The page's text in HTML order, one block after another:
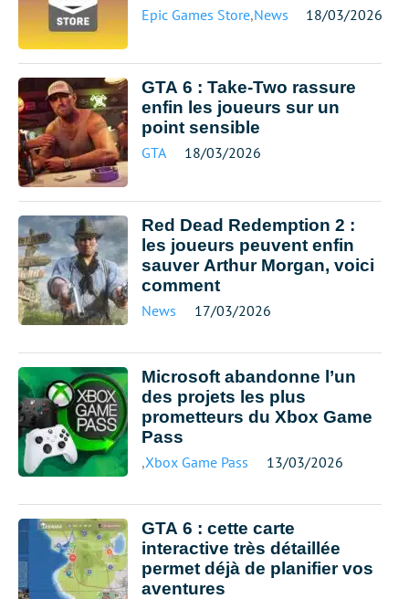
Epic Games Store,News 18/03/2026
GTA 6 : Take-Two rassure
enfin les joueurs sur un
point sensible
GTA 18/03/2026
Red Dead Redemption 2 :
les joueurs peuvent enfin
sauver Arthur Morgan, voici
comment
News 17/03/2026
Microsoft abandonne l’un
des projets les plus
prometteurs du Xbox Game
Pass
,Xbox Game Pass 13/03/2026
GTA 6 : cette carte
interactive très détaillée
permet déjà de planifier vos
aventures